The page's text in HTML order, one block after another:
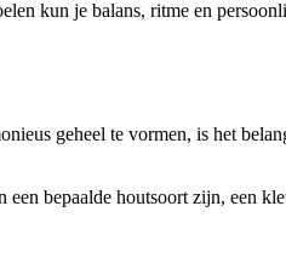
kun je balans, ritme en
geheel te vormen, is het
bepaalde houtsoort zijn, een